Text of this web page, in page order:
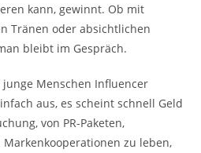
kann, gewinnt. Ob mit
Tränen oder absichtlichen
bleibt im Gespräch.
Menschen Influencer
aus, es scheint schnell Geld
von PR-Paketen,
zu leben,